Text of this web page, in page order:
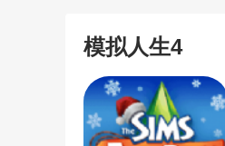
模拟人生4